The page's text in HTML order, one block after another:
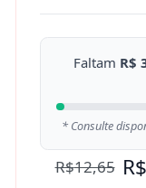
Faltam R$
* Consulte
R$12,65 R$